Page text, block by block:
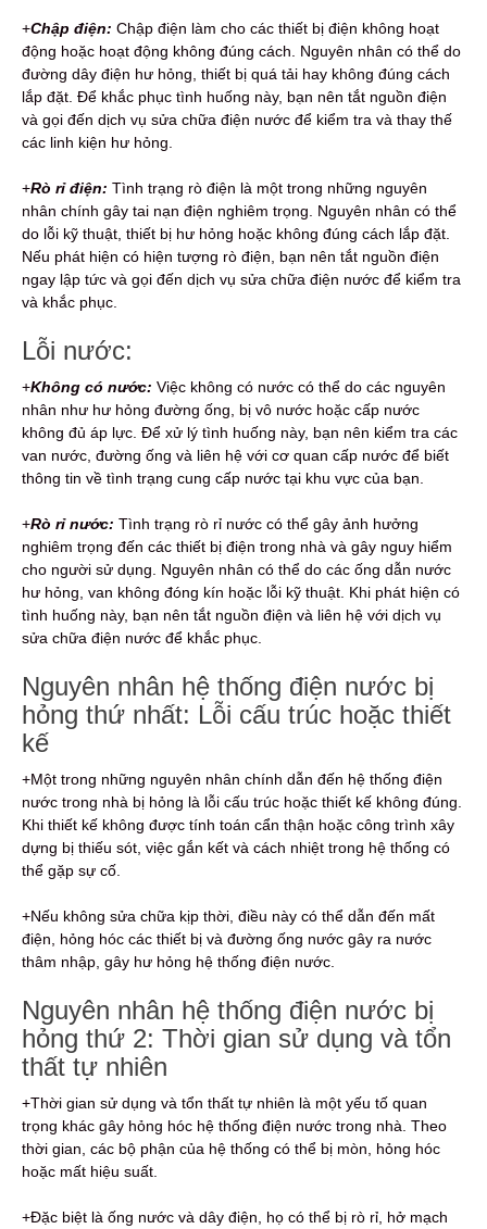
+Chập điện: Chập điện làm cho các thiết bị điện không hoạt
động hoặc hoạt động không đúng cách. Nguyên nhân có thể do
đường dây điện hư hỏng, thiết bị quá tải hay không đúng cách
lắp đặt. Để khắc phục tình huống này, bạn nên tắt nguồn điện
và gọi đến dịch vụ sửa chữa điện nước để kiểm tra và thay thế
các linh kiện hư hỏng.
+Rò rỉ điện: Tình trạng rò điện là một trong những nguyên
nhân chính gây tai nạn điện nghiêm trọng. Nguyên nhân có thể
do lỗi kỹ thuật, thiết bị hư hỏng hoặc không đúng cách lắp đặt.
Nếu phát hiện có hiện tượng rò điện, bạn nên tắt nguồn điện
ngay lập tức và gọi đến dịch vụ sửa chữa điện nước để kiểm tra
và khắc phục.
Lỗi nước:
+Không có nước: Việc không có nước có thể do các nguyên
nhân như hư hỏng đường ống, bị vô nước hoặc cấp nước
không đủ áp lực. Để xử lý tình huống này, bạn nên kiểm tra các
van nước, đường ống và liên hệ với cơ quan cấp nước để biết
thông tin về tình trạng cung cấp nước tại khu vực của bạn.
+Rò rỉ nước: Tình trạng rò rỉ nước có thể gây ảnh hưởng
nghiêm trọng đến các thiết bị điện trong nhà và gây nguy hiểm
cho người sử dụng. Nguyên nhân có thể do các ống dẫn nước
hư hỏng, van không đóng kín hoặc lỗi kỹ thuật. Khi phát hiện có
tình huống này, bạn nên tắt nguồn điện và liên hệ với dịch vụ
sửa chữa điện nước để khắc phục.
Nguyên nhân hệ thống điện nước bị
hỏng thứ nhất: Lỗi cấu trúc hoặc thiết
kế
+Một trong những nguyên nhân chính dẫn đến hệ thống điện
nước trong nhà bị hỏng là lỗi cấu trúc hoặc thiết kế không đúng.
Khi thiết kế không được tính toán cẩn thận hoặc công trình xây
dựng bị thiếu sót, việc gắn kết và cách nhiệt trong hệ thống có
thể gặp sự cố.
+Nếu không sửa chữa kịp thời, điều này có thể dẫn đến mất
điện, hỏng hóc các thiết bị và đường ống nước gây ra nước
thâm nhập, gây hư hỏng hệ thống điện nước.
Nguyên nhân hệ thống điện nước bị
hỏng thứ 2: Thời gian sử dụng và tổn
thất tự nhiên
+Thời gian sử dụng và tổn thất tự nhiên là một yếu tố quan
trọng khác gây hỏng hóc hệ thống điện nước trong nhà. Theo
thời gian, các bộ phận của hệ thống có thể bị mòn, hỏng hóc
hoặc mất hiệu suất.
+Đặc biệt là ống nước và dây điện, họ có thể bị rò rỉ, hở mạch